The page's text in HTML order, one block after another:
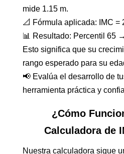
mide 1.15 m.
📐 Fórmula aplicada: IMC =
📊 Resultado: Percentil 65
Esto significa que su
rango esperado para su
📢 Evalúa el desarrollo de
herramienta práctica y
¿Cómo
Calculadora de
Nuestra calculadora sigue